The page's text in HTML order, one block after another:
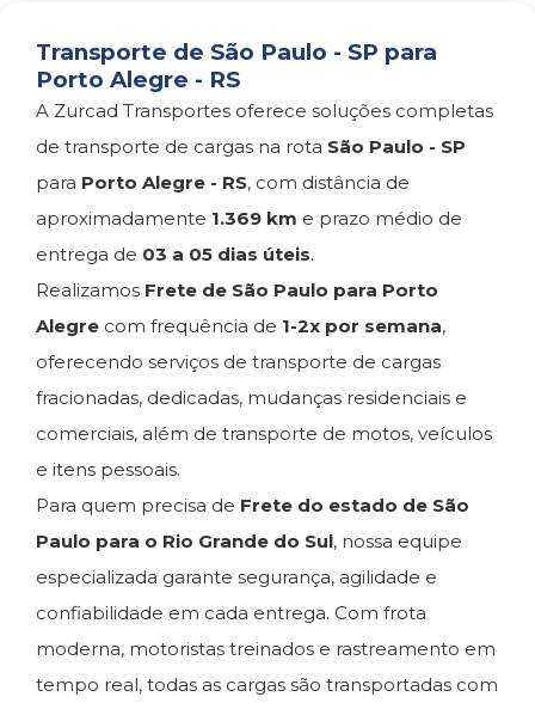
Transporte de São Paulo - SP para
Porto Alegre - RS
A Zurcad Transportes oferece soluções completas
de transporte de cargas na rota São Paulo - SP
para Porto Alegre - RS, com distância de
aproximadamente 1.369 km e prazo médio de
entrega de 03 a 05 dias úteis.
Realizamos Frete de São Paulo para Porto
Alegre com frequência de 1-2x por semana,
oferecendo serviços de transporte de cargas
fracionadas, dedicadas, mudanças residenciais e
comerciais, além de transporte de motos, veículos
e itens pessoais.
Para quem precisa de Frete do estado de São
Paulo para o Rio Grande do Sul, nossa equipe
especializada garante segurança, agilidade e
confiabilidade em cada entrega. Com frota
moderna, motoristas treinados e rastreamento em
tempo real, todas as cargas são transportadas com